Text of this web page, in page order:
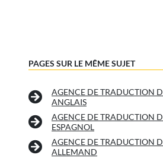
PAGES SUR LE MÊME SUJET
AGENCE DE TRADUCTION
ANGLAIS
AGENCE DE TRADUCTION
ESPAGNOL
AGENCE DE TRADUCTION
ALLEMAND